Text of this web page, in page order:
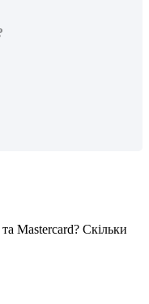
та Mastercard? Скільки